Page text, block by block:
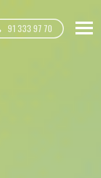
91 333 97 70